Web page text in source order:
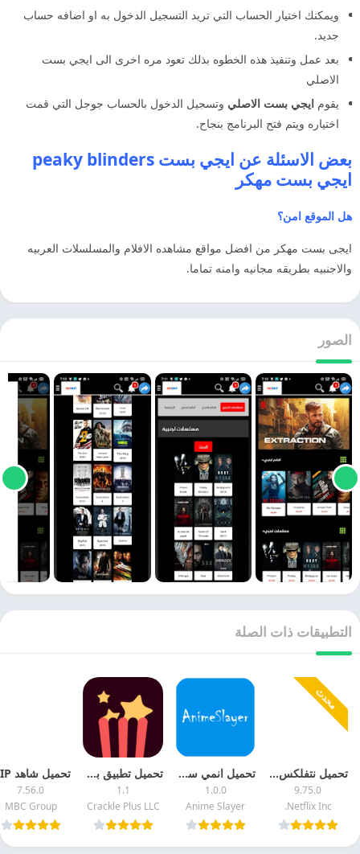
ويمكنك اختيار الحساب التي تريد التسجيل الدخول به او اضافه حساب
جديد.
بعد عمل وتنفيذ هذه الخطوه بذلك تعود مره اخرى الى ايجي بست
الاصلي
يقوم ايجي بست الاصلي وتسجيل الدخول بالحساب جوجل التي قمت
اختياره ويتم فتح البرنامج بنجاح.
بعض الاسئلة عن ايجي بست peaky blinders
ايجي بست مهكر
هل الموقع امن؟
ايجى بست مهكر من افضل مواقع مشاهده الافلام والمسلسلات العربيه
والاجنبيه بطريقه مجانيه وامنه تماما.
الصور
التطبيقات ذات الصلة
محدث
تحميل نتفلكس 2027 Netflix APK اخر اصدار
9.75.0
Netflix Inc.
تحميل انمي سلاير 2026 Anime Slayer اخر اصدار مجانا
1.0.0
Anime Slayer
تحميل تطبيق بوبكورنفليكس 2026 Popcornflix TV اخر اصدار مجانا
1.1
Crackle Plus LLC
7.56.0
MBC Group